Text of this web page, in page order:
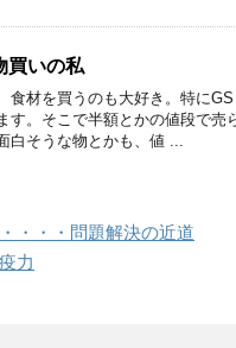
買いの私
食材を買うのも大好き。特に
す。そこで半額とかの値段で売
白そうな物とかも、値 ...
・・・問題解決の近道
力